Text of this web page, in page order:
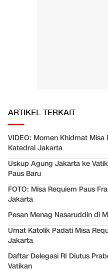
ARTIKEL TERKAIT
VIDEO: Momen Khidmat Misa
Katedral Jakarta
Uskup Agung Jakarta ke
Paus Baru
FOTO: Misa Requiem Paus
Jakarta
Pesan Menag Nasaruddin di
Umat Katolik Padati Misa
Jakarta
Daftar Delegasi RI Diutus
Vatikan